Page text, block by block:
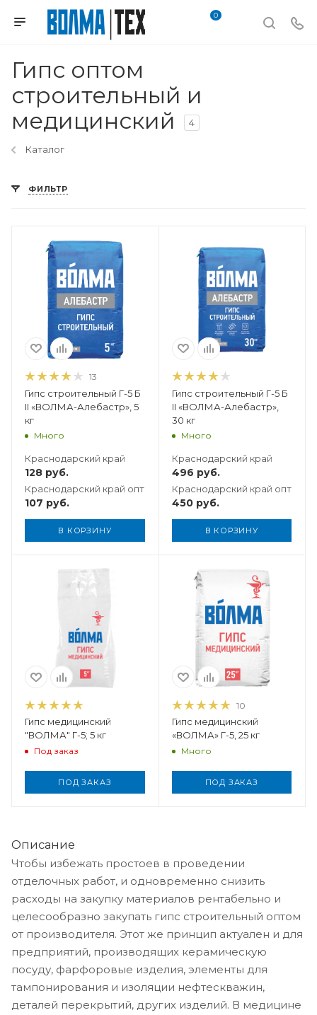
0
Гипс оптом
строительный и
медицинский
4
Каталог
ФИЛЬТР
13
Гипс строительный Г-5 Б
II «ВОЛМА-Алебастр», 5
кг
Много
Краснодарский край
128 руб.
Краснодарский край опт
107 руб.
В КОРЗИНУ
Вес, кг
30
Гипс строительный Г-5 Б
II «ВОЛМА-Алебастр»,
30 кг
Много
Краснодарский край
496 руб.
Краснодарский край опт
450руб.
В КОРЗИНУ
Гипс медицинский
"ВОЛМА" Г-5; 5 кг
Под заказ
ПОД ЗАКАЗ
10
Гипс медицинский
«ВОЛМА» Г-5, 25 кг
Много
ПОД ЗАКАЗ
Описание
Чтобы избежать простоев в проведении
отделочных работ, и одновременно снизить
расходы на закупку материалов рентабельно и
целесообразно закупать гипс строительный оптом
от производителя. Этот же принцип актуален и для
предприятий, производящих керамическую
посуду, фарфоровые изделия, элементы для
тампонирования и изоляции нефтескважин,
деталей перекрытий, других изделий. В медицине